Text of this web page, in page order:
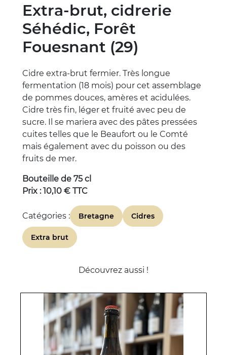
Extra-brut, cidrerie
Séhédic, Forêt
Fouesnant (29)
Cidre extra-brut fermier. Très longue
fermentation (18 mois) pour cet assemblage
de pommes douces, amères et acidulées.
Cidre très fin, léger et fruité avec peu de
sucre. Il se mariera avec des pâtes pressées
cuites telles que le Beaufort ou le Comté
mais également avec du poisson ou des
fruits de mer.
Bouteille de 75 cl
Prix : 10,10 € TTC
Catégories : Bretagne Cidres
Extra brut
Découvrez aussi !